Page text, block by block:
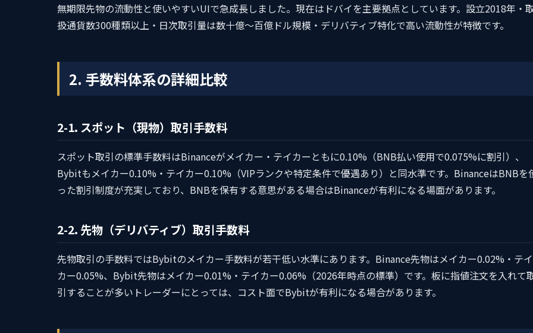
無期限先物の流動性と使いやすいUIで急成長しました。現在はドバイを主要拠点としています。設立2018年・
扱通貨数300種類以上・日次取引量は数十億〜百億ドル規模・デリバティブ特化で高い流動性が特徴です。
2. 手数料体系の詳細比較
2-1. スポット（現物）取引手数料
スポット取引の標準手数料はBinanceがメイカー・テイカーともに0.10%（BNB払い使用で0.075%に割引）、
Bybitもメイカー0.10%・テイカー0.10%（VIPランクや特定条件で優遇あり）と同水準です。BinanceはBNBを
った割引制度が充実しており、BNBを保有する意思がある場合はBinanceが有利になる場面があります。
2-2. 先物（デリバティブ）取引手数料
先物取引の手数料ではBybitのメイカー手数料が若干低い水準にあります。Binance先物はメイカー0.02%・テイ
カー0.05%、Bybit先物はメイカー0.01%・テイカー0.06%（2026年時点の標準）です。板に指値注文を入れて
引することが多いトレーダーにとっては、コスト面でBybitが有利になる場合があります。